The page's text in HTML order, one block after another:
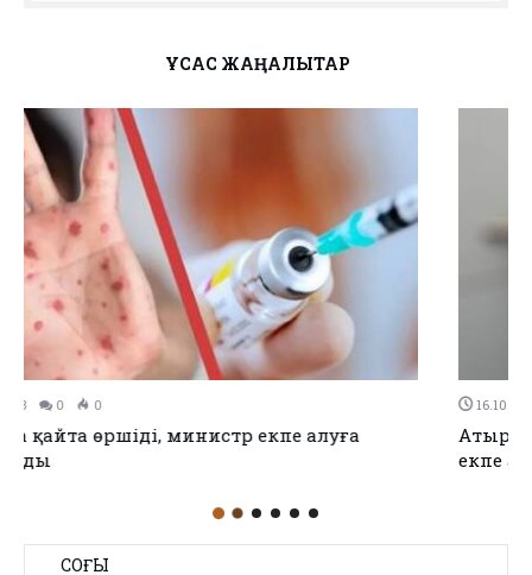
ҰҚСАС ЖАҢАЛЫҚТАР
16.10.2023
Атырауда 20 мыңға жуық адам тұмауға қарсы
екпе алды
СОҢҒЫ